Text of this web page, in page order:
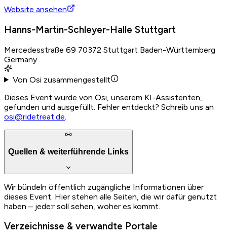
Website ansehen
Hanns-Martin-Schleyer-Halle Stuttgart
Mercedesstraße 69 70372 Stuttgart Baden-Württemberg
Germany
Von Osi zusammengestellt
Dieses Event wurde von Osi, unserem KI-Assistenten,
gefunden und ausgefüllt. Fehler entdeckt? Schreib uns an
osi@ridetreat.de
Quellen & weiterführende Links
Wir bündeln öffentlich zugängliche Informationen über
dieses Event. Hier stehen alle Seiten, die wir dafür genutzt
haben – jede:r soll sehen, woher es kommt.
Verzeichnisse & verwandte Portale